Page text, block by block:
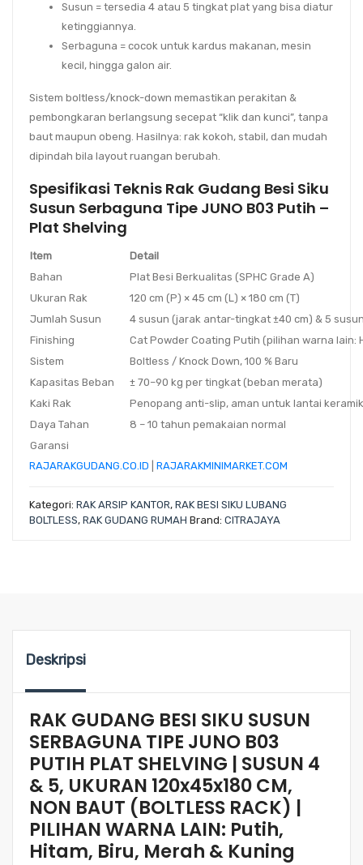
Susun = tersedia 4 atau 5 tingkat plat yang bisa diatur
ketinggiannya.
Serbaguna = cocok untuk kardus makanan, mesin
kecil, hingga galon air.
Sistem boltless/knock-down memastikan perakitan &
pembongkaran berlangsung secepat “klik dan kunci”, tanpa
baut maupun obeng. Hasilnya: rak kokoh, stabil, dan mudah
dipindah bila layout ruangan berubah.
Spesifikasi Teknis Rak Gudang Besi Siku
Susun Serbaguna Tipe JUNO B03 Putih –
Plat Shelving
Item
Detail
Bahan
Plat Besi Berkualitas (SPHC Grade A)
Ukuran Rak
120 cm (P) × 45 cm (L) × 180 cm (T)
Jumlah Susun
4 susun (jarak antar-tingkat ±40 cm) & 5
Finishing
Cat Powder Coating Putih (pilihan warna lain:
Sistem
Boltless / Knock Down, 100 % Baru
Kapasitas Beban
± 70–90 kg per tingkat (beban merata)
Kaki Rak
Penopang anti-slip, aman untuk lantai
Daya Tahan
8 – 10 tahun pemakaian normal
Garansi
RAJARAKGUDANG.CO.ID
RAJARAKMINIMARKET.COM
Kategori: RAK ARSIP KANTOR, RAK BESI SIKU LUBANG
BOLTLESS, RAK GUDANG RUMAH Brand: CITRAJAYA
Deskripsi
RAK GUDANG BESI SIKU SUSUN
SERBAGUNA TIPE JUNO B03
PUTIH PLAT SHELVING | SUSUN 4
& 5, UKURAN 120x45x180 CM,
NON BAUT (BOLTLESS RACK) |
PILIHAN WARNA LAIN: Putih,
Hitam, Biru, Merah & Kuning